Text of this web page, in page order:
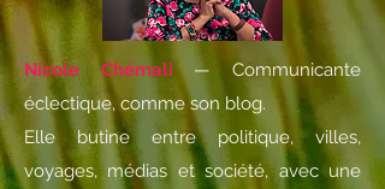
Nicole Chémali — Communicante
éclectique, comme son blog.
Elle butine entre politique, villes,
voyages, médias et société, avec une